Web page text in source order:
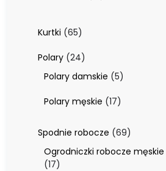
Kurtki 6565
Polary 2424
produkty
Polary damskie 55
Polary męskie 1717
Spodnie robocze 6969
produktów
Ogrodniczki robocze męskie
1717